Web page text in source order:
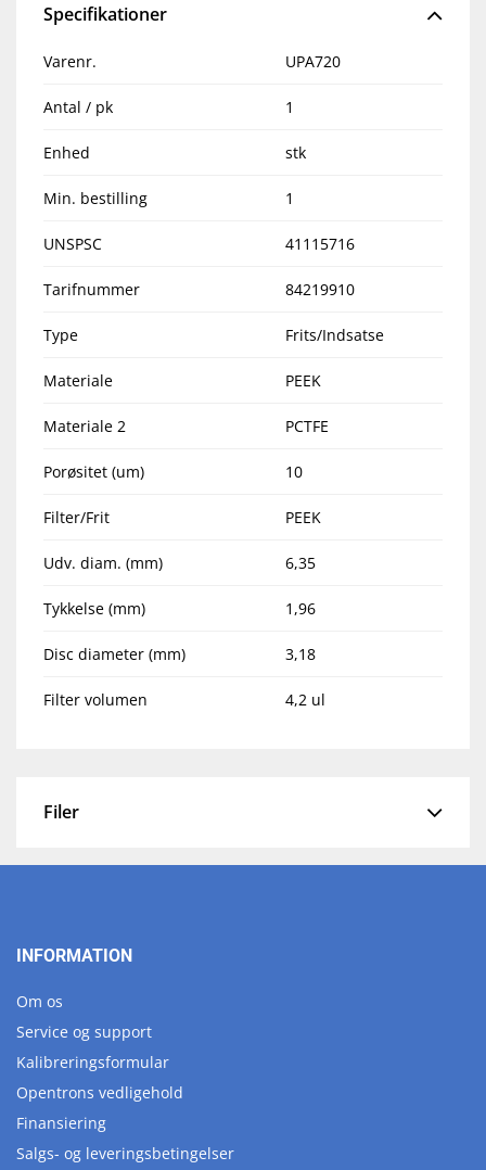
Specifikationer
Varenr. UPA720
Antal / pk 1
Enhed stk
Min. bestilling 1
UNSPSC 41115716
Tarifnummer 84219910
Type Frits/Indsatse
Materiale PEEK
Materiale 2 PCTFE
Porøsitet (um) 10
Filter/Frit PEEK
Udv. diam. (mm) 6,35
Tykkelse (mm) 1,96
Disc diameter (mm) 3,18
Filter volumen 4,2 ul
Filer
INFORMATION
Om os
Service og support
Kalibreringsformular
Opentrons vedligehold
Finansiering
Salgs- og leveringsbetingelser